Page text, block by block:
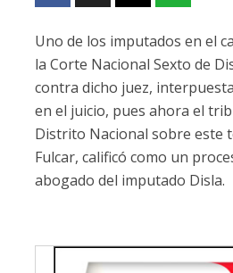
Uno de los imputados en el
la Corte Nacional Sexto de
contra dicho juez,
en el juicio, pues ahora el
Distrito Nacional sobre este
Fulcar, calificó como un
abogado del imputado Disla.